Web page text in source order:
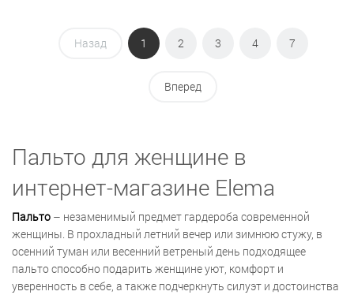
Назад 1 2 3 4 7
Вперед
Пальто для женщине в
интернет-магазине Elema
Пальто – незаменимый предмет гардероба современной
женщины. В прохладный летний вечер или зимнюю стужу, в
осенний туман или весенний ветреный день подходящее
пальто способно подарить женщине уют, комфорт и
уверенность в себе, а также подчеркнуть силуэт и достоинства